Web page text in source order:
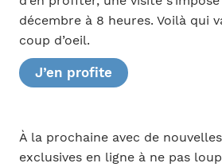
décembre à 8 heures. Voilà qui
coup d’oeil.
J’en profite
À la prochaine avec de
exclusives en ligne à ne pas